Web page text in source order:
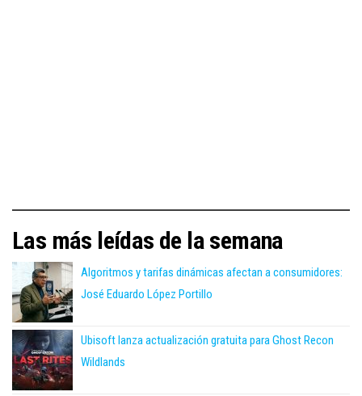
Las más leídas de la semana
Algoritmos y tarifas dinámicas afectan a consumidores:
José Eduardo López Portillo
Ubisoft lanza actualización gratuita para Ghost Recon
Wildlands